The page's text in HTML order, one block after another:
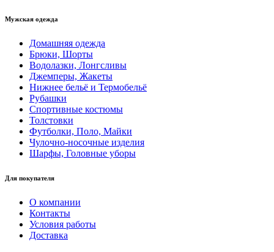
Мужская одежда
Домашняя одежда
Брюки, Шорты
Водолазки, Лонгсливы
Джемперы, Жакеты
Нижнее бельё и Термобельё
Рубашки
Спортивные костюмы
Толстовки
Футболки, Поло, Майки
Чулочно-носочные изделия
Шарфы, Головные уборы
Для покупателя
О компании
Контакты
Условия работы
Доставка